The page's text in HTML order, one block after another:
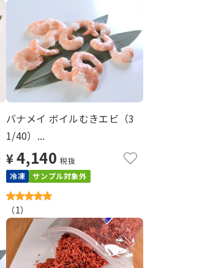
バナメイ ボイルむきエビ（3
1/40）...
¥4,140 税抜
冷凍
サンプル対象外
（1）